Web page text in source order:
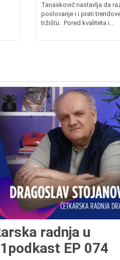
Tanasković nastavlja da
poslovanje i i prati
tržištu. Pored kvaliteta i...
radnja u
EP 074